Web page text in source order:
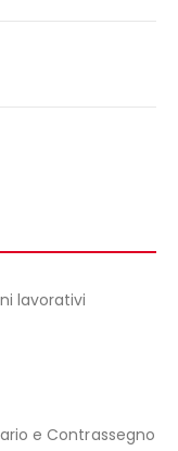
lavorativi
e Contrassegno